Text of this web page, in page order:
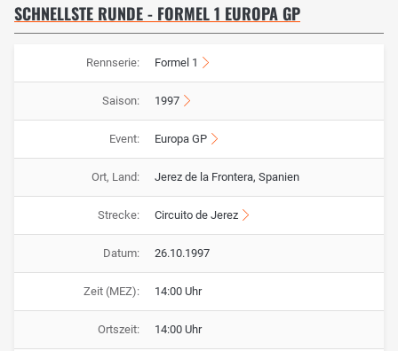
SCHNELLSTE RUNDE - FORMEL 1 EUROPA GP
Rennserie: Formel 1
Saison: 1997
Event: Europa GP
Ort, Land: Jerez de la Frontera, Spanien
Strecke: Circuito de Jerez
Datum: 26.10.1997
Zeit (MEZ): 14:00 Uhr
Ortszeit: 14:00 Uhr